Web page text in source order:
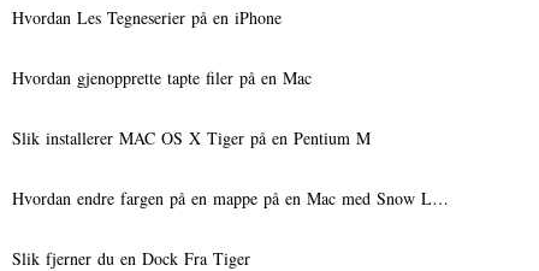
Hvordan Les Tegneserier på en iPhone
Hvordan gjenopprette tapte filer på en Mac
Slik installerer MAC OS X Tiger på en Pentium M
Hvordan endre fargen på en mappe på en Mac med Snow L…
Slik fjerner du en Dock Fra Tiger